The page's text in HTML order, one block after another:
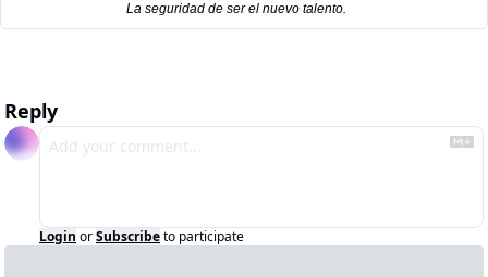
La seguridad de ser el nuevo talento.
Reply
Login orSubscribeto participate